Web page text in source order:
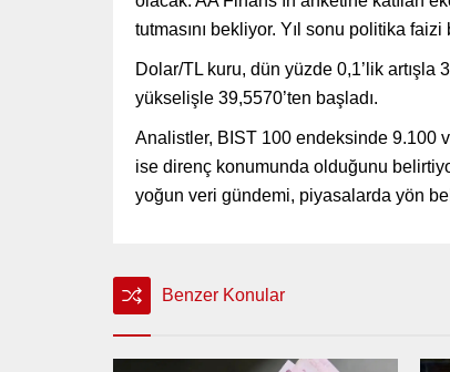
tutmasını bekliyor. Yıl sonu politika
Dolar/TL kuru, dün yüzde 0,1’lik
yükselişle 39,5570’ten başladı.
Analistler, BIST 100 endeksinde 9.100
ise direnç konumunda olduğunu
yoğun veri gündemi, piyasalarda yön
Benzer Konular